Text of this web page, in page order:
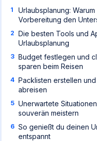
Urlaubsplanung:
Vorbereitung den
Die besten Tools und
Urlaubsplanung
Budget festlegen und
sparen beim Reisen
Packlisten erstellen
abreisen
Unerwartete
souverän meistern
So genießt du deinen
entspannt